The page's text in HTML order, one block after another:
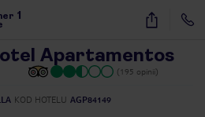
1 20
Apartamentos
(195 opinii)
KOD HOTELU AGP84149